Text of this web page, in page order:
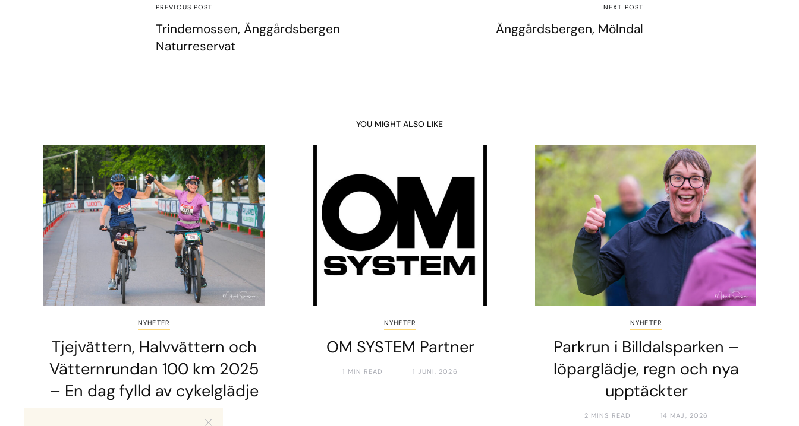
PREVIOUS POST
Trindemossen, Änggårdsbergen
Naturreservat
NEXT POST
Änggårdsbergen, Mölndal
YOU MIGHT ALSO LIKE
NYHETER
Tjejvättern, Halvvättern och
Vätternrundan 100 km 2025
– En dag fylld av cykelglädje
NYHETER
OM SYSTEM Partner
1 MIN READ 1 JUNI, 2026
NYHETER
Parkrun i Billdalsparken –
löparglädje, regn och nya
upptäckter
2 MINS READ 14 MAJ, 2026